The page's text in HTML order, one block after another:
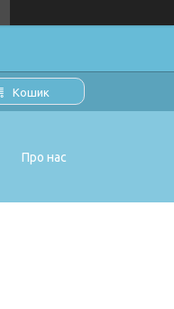
Кошик
Про нас